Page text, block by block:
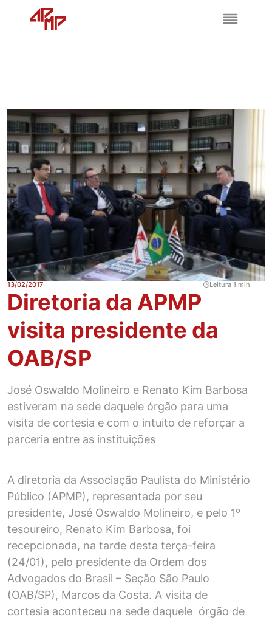
13/02/2017 Leitura 1 min
Diretoria da APMP
visita presidente da
OAB/SP
José Oswaldo Molineiro e Renato Kim Barbosa
estiveram na sede daquele órgão para uma
visita de cortesia e com o intuito de reforçar a
parceria entre as instituições
A diretoria da Associação Paulista do Ministério
Público (APMP), representada por seu
presidente, José Oswaldo Molineiro, e pelo 1º
tesoureiro, Renato Kim Barbosa, foi
recepcionada, na tarde desta terça-feira
(24/01), pelo presidente da Ordem dos
Advogados do Brasil – Seção São Paulo
(OAB/SP), Marcos da Costa. A visita de
cortesia aconteceu na sede daquele órgão de